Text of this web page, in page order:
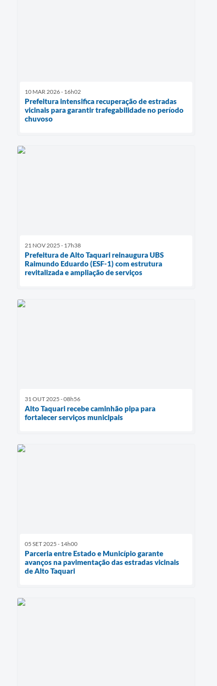
10 MAR 2026 - 16h02
Prefeitura intensifica recuperação de estradas
vicinais para garantir trafegabilidade no período
chuvoso
21 NOV 2025 - 17h38
Prefeitura de Alto Taquari reinaugura UBS
Raimundo Eduardo (ESF-1) com estrutura
revitalizada e ampliação de serviços
31 OUT 2025 - 08h56
Alto Taquari recebe caminhão pipa para
fortalecer serviços municipais
05 SET 2025 - 14h00
Parceria entre Estado e Município garante
avanços na pavimentação das estradas vicinais
de Alto Taquari